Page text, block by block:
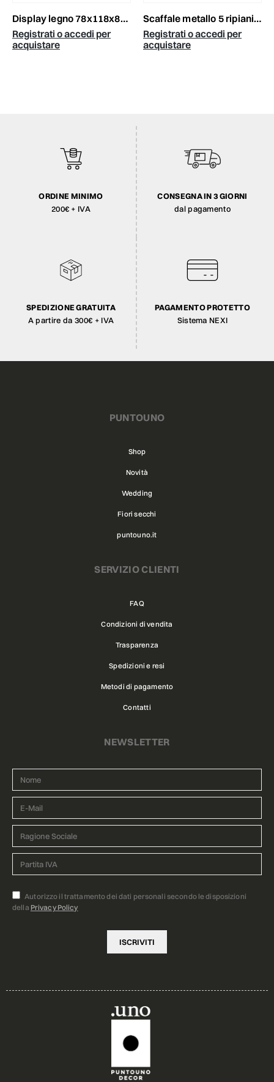
display legno 78x118x80cm 4 scomparti naturale
Registrati o accedi per
acquistare
scaffale metallo 5 ripiani 118x31 cm h.139 cm rosso
Registrati o accedi per
acquistare
ORDINE MINIMO
200€ + IVA
CONSEGNA IN 3 GIORNI
dal pagamento
SPEDIZIONE GRATUITA
A partire da 300€ + IVA
PAGAMENTO PROTETTO
Sistema NEXI
PUNTOUNO
Shop
Novità
Wedding
Fiori secchi
puntouno.it
SERVIZIO CLIENTI
FAQ
Condizioni di vendita
Trasparenza
Spedizioni e resi
Metodi di pagamento
Contatti
NEWSLETTER
Autorizzo il trattamento dei dati personali secondo le disposizioni
della Privacy Policy